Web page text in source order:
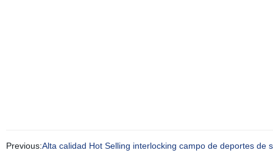
Previous:Alta calidad Hot Selling interlocking campo de deportes de